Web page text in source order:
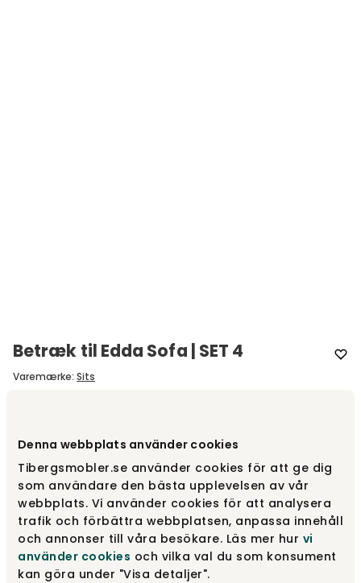
Denna webbplats använder cookies
Tibergsmobler.se använder cookies för att ge dig
som användare den bästa upplevelsen av vår
webbplats. Vi använder cookies för att analysera
trafik och förbättra webbplatsen, anpassa innehåll
och annonser till våra besökare. Läs mer hur vi
använder cookies och vilka val du som konsument
kan göra under "Visa detaljer".
Betræk til Edda Sofa | SET 4
Varemærke: Sits
Betræk til SET 4 Fra20 679 kr
Betræk til fodskammel Fra3 652 kr